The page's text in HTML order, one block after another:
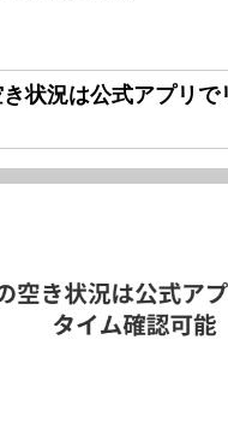
状況は公式アプリで